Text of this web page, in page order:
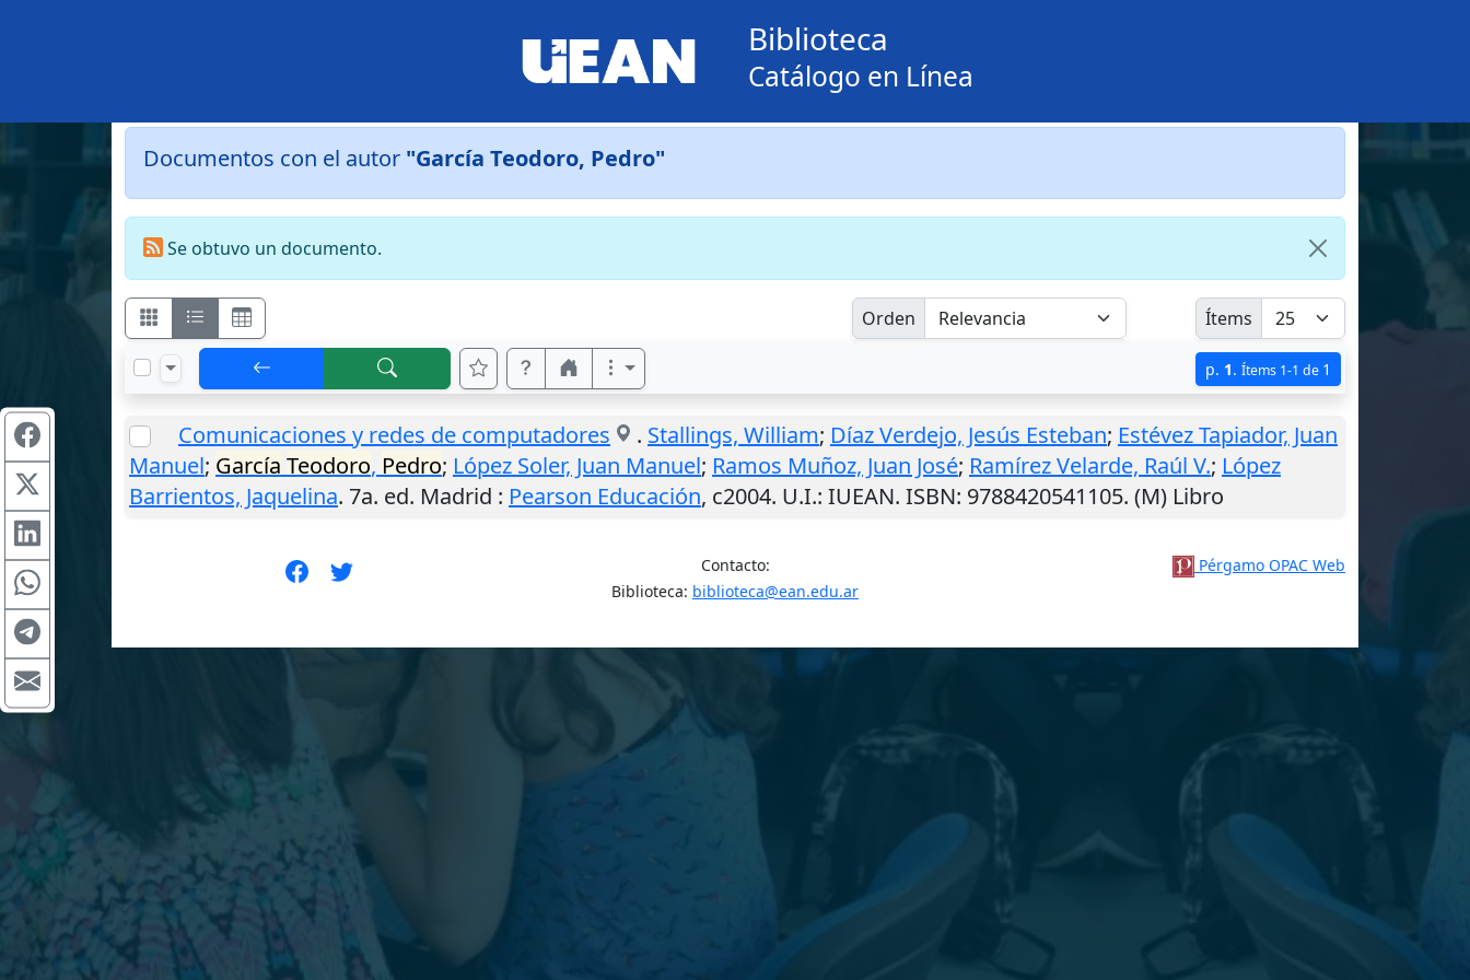
Biblioteca
Catálogo en Línea
Documentos con el autor "García Teodoro, Pedro"
Se obtuvo un documento.
Orden Ítems
p. 1. Ítems 1-1 de 1
Comunicaciones y redes de computadores . Stallings, William; Díaz Verdejo, Jesús Esteban; Estévez Tapiador, Juan
Manuel; García Teodoro, Pedro; López Soler, Juan Manuel; Ramos Muñoz, Juan José; Ramírez Velarde, Raúl V.; López
Barrientos, Jaquelina. 7a. ed. Madrid : Pearson Educación, c2004. U.I.: IUEAN. ISBN: 9788420541105. (M) Libro
Contacto:
Biblioteca: biblioteca@ean.edu.ar
Pérgamo OPAC Web